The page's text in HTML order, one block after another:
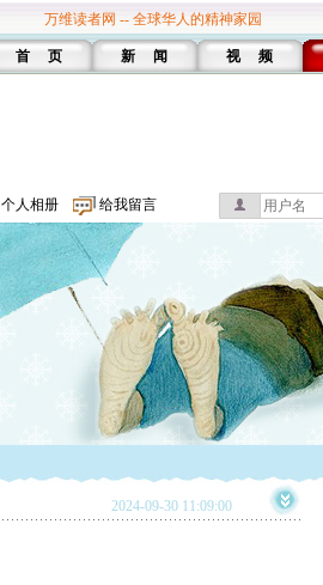
万维读者网 -- 全球华人的精神家园
首 页 新 闻 视 频
个人相册 给我留言
2024-09-30 11:09:00